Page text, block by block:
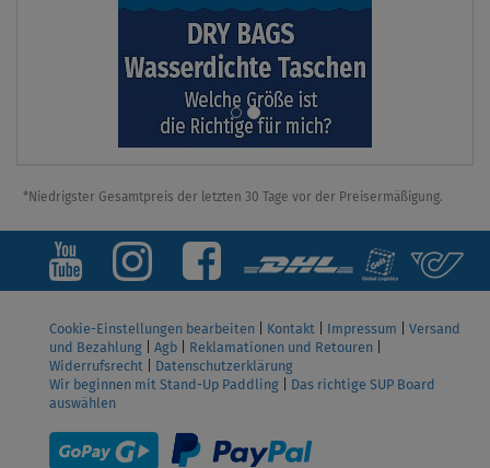
*Niedrigster Gesamtpreis der letzten 30 Tage vor der Preisermäßigung.
Cookie-Einstellungen bearbeiten Kontakt Impressum
Versand
und Bezahlung
Agb Reklamationen und Retouren
Widerrufsrecht
Datenschutzerklärung
Wir beginnen mit Stand-Up Paddling
Das richtige SUP Board
auswählen